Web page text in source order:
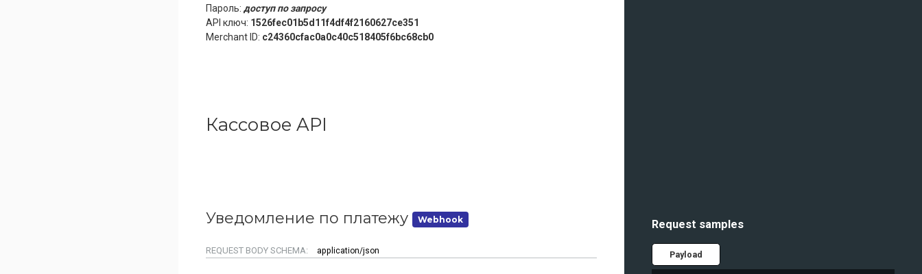
Пароль: доступ по запросу
API ключ: 1526fec01b5d11f4df4f2160627ce351
Merchant ID: c24360cfac0a0c40c518405f6bc68cb0
Кассовое API
Уведомление по платежу Webhook
REQUEST BODY SCHEMA: application/json
Request samples
Payload